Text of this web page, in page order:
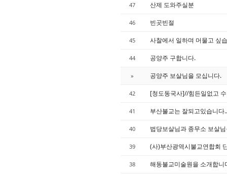
47 산제 도와주실분
46 빈곳빈절
45 사찰에서 일하며 머물고 싶
44 공양주 구합니다.
» 공양주 보살님을 모십니다.
42 [청도동국사]//힘든일없고
41 부산불교는 잘되고있습니다..
40 법당보살님과 종무소 보살
39 (사)부산광역시불교연합회
38 해동불교미술원을 소개합